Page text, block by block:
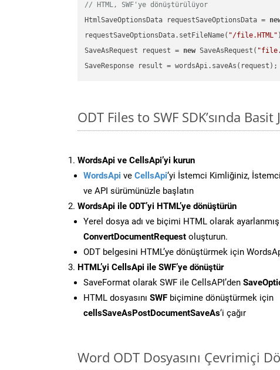
// HTML, SWF'ye dönüştürülüyor
HtmlSaveOptionsData requestSaveOptionsData =
requestSaveOptionsData.setFileName( "/file.HTML"
SaveAsRequest request = new SaveAsRequest(
ODT Files to SWF SDK’sında
WordsApi ve CellsApi’yi kurun
WordsApi ve CellsApi‘yi İstemci Kimliğiniz,
ve API sürümünüzle başlatın
WordsApi ile ODT’yi HTML’ye dönüştürün
Yerel dosya adı ve biçimi HTML olarak
ConvertDocumentRequest oluşturun.
ODT belgesini HTML’ye dönüştürmek için
HTML’yi CellsApi ile SWF’ye dönüştür
SaveFormat olarak SWF ile CellsAPI’den
HTML dosyasını SWF biçimine dönüştürmek için
cellsSaveAsPostDocumentSaveAs‘i çağır
Word ODT Dosyasını Çevrimiçi